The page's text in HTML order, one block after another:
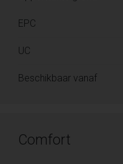
EPC
UC
Beschikbaar vanaf
Comfort